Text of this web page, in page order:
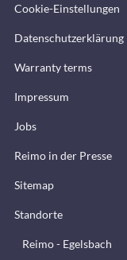
Cookie-Einstellungen
Datenschutzerklärung
Warranty terms
Impressum
Jobs
Reimo in der Presse
Sitemap
Standorte
Reimo - Egelsbach